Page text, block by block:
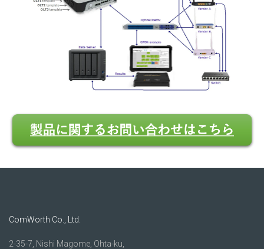
ComWorth Co., Ltd.
2-35-7, Nishi Magome, Ohta-ku,